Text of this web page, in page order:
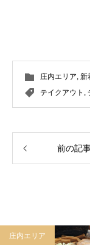
庄内エリア, 新
テイクアウト ,
前の記
庄内エリア